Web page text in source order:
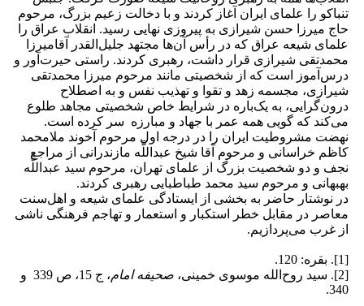
تنباکو را علماى ایران آغاز کردند و با دخالت زعیم بزرگ، مرحوم
حاج میرزا حسن شیرازى به پیروزى نهایى رسید. انقلاب عراق را
علماى شیعه عراق که در رأس آن‌ها مجتهد جلیل‌القدر آقامیرزا
محمدتقى شیرازى قرار داشت، رهبرى کردند. راستى حیرت‌آور و
درس‌آموز است که از شخصیتى مانند مرحوم میرزا محمدتقى
شیرازى، مجسمه زهد و تقوا و تهذیب نفس و به اصطلاح
درون‌گرایى، به یک‌باره در شرایط خاص شخصیتى مجاهد طلوع
مى‌کند که گویى همه عمر با جهاد و مبارزه سر کرده است.
نهضت مشروطیت ایران را در درجه اول مرحوم آخوند ملامحمد
کاظم خراسانى و مرحوم آقا شیخ عبداللَّه مازندرانى از مراجع
نجف و دو شخصیت بزرگ از علماى تهران، مرحوم سید عبداللَّه
بهبهانى و مرحوم سید محمد طباطبایى رهبرى کردند.
در نوشتار حاضر به بخشی از ایستادگی علمای شیعه و اهل‌سنت
معاصر در مقابل خطر استکبار و استعمار و تهاجم فرهنگی ناشی
از غرب می‌پردازیم.
[1]. بقره: 120.
[2]. سید روح‌الله موسوی خمینی،
صحیفه امام
، ج 15، ص 339 و
340.